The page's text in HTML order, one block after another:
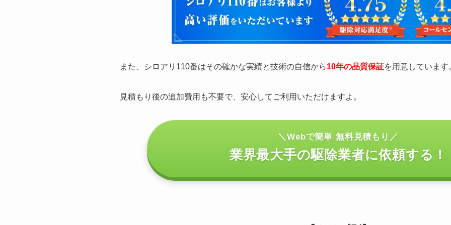
また、シロアリ110番はその確かな実績と技術の自信から10年の品質保証を用意しています
見積もり後の追加費用も不要で、安心してご利用いただけますよ。
＼Webで簡単 無料見積もり／
業界最大手の駆除業者に依頼する！